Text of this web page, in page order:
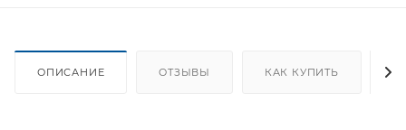
ОПИСАНИЕ ОТЗЫВЫ КАК КУПИТЬ